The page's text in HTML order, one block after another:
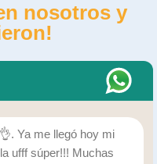
nosotros y
Ya me llegó hoy mi
ufff súper!!! Muchas